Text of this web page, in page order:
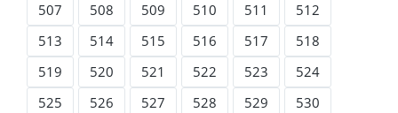
507
508 509 510 511
512
513
514 515 516 517
518
519
520 521 522 523
524
525
526 527 528 529
530